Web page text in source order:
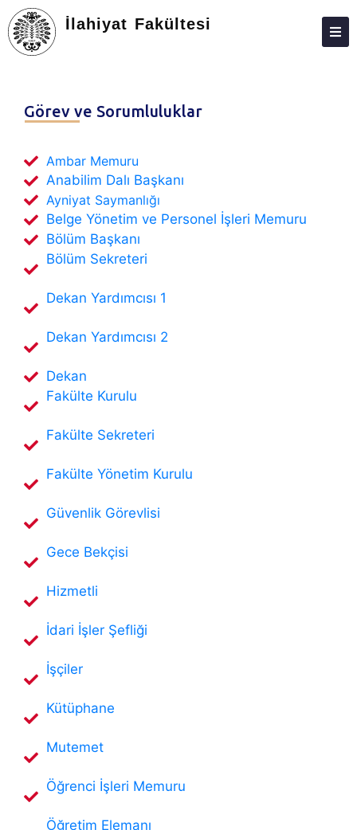
İlahiyat Fakültesi
ARAŞTIRMA
TOPLUMA KATKI
ÖĞRENCILER
DEĞIŞIM PROGRAMLARI
FORMLAR
KALITE VE AKREDITASYON
MEZUNLAR
Görev ve Sorumluluklar
Ambar Memuru
Anabilim Dalı Başkanı
Ayniyat Saymanlığı
Belge Yönetim ve Personel İşleri Memuru
Bölüm Başkanı
Bölüm Sekreteri
Dekan Yardımcısı 1
Dekan Yardımcısı 2
Dekan
Fakülte Kurulu
Fakülte Sekreteri
Fakülte Yönetim Kurulu
Güvenlik Görevlisi
Gece Bekçisi
Hizmetli
İdari İşler Şefliği
İşçiler
Kütüphane
Mutemet
Öğrenci İşleri Memuru
Öğretim Elemanı